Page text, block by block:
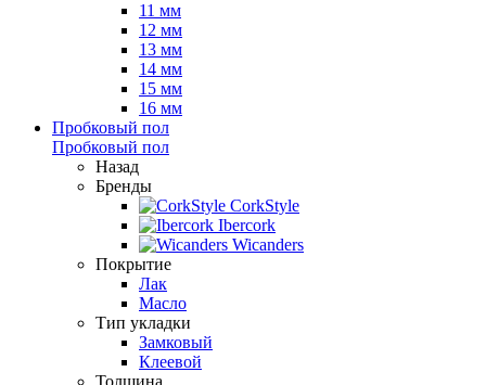
11 мм
12 мм
13 мм
14 мм
15 мм
16 мм
Пробковый пол
Пробковый пол
Назад
Бренды
CorkStyle
Ibercork
Wicanders
Покрытие
Лак
Масло
Тип укладки
Замковый
Клеевой
Толщина